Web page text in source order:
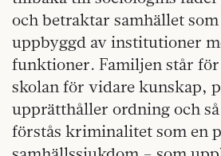
och betraktar samhället
uppbyggd av institutioner
funktioner. Familjen står
skolan för vidare kunskap,
upprätthåller ordning och
förstås kriminalitet som en